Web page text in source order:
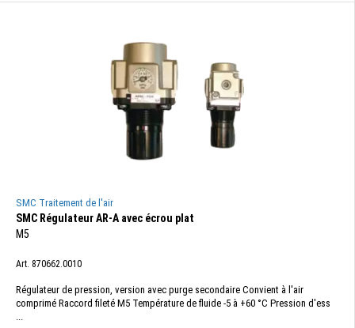
SMC Traitement de l'air
SMC Régulateur AR-A avec écrou plat
M5
Art. 870662.0010
Régulateur de pression, version avec purge secondaire Convient à l'air
comprimé Raccord fileté M5 Température de fluide -5 à +60 °C Pression d'ess
...